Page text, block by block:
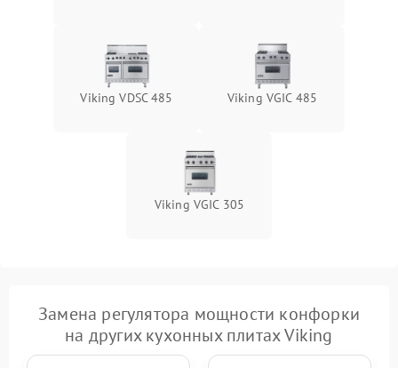
Viking VDSC 485 Viking VGIC 485
Viking VGIC 305
Замена регулятора мощности конфорки
на других кухонных плитах Viking